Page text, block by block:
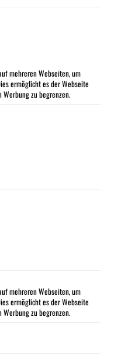
mehreren Webseiten, um
ermöglicht es der Webseite
zu begrenzen.
mehreren Webseiten, um
ermöglicht es der Webseite
zu begrenzen.